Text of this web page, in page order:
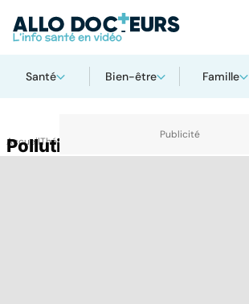
Santé Bien-être Famille
AccueilThématiques
Pollution eau